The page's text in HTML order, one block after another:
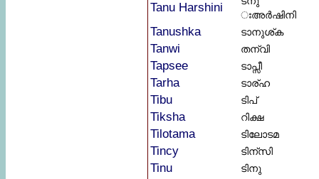
Tanu Harshini
ഃഅർഷിനി
Tanushka ടാനുശ്ക
Tanwi തന്വി
Tapsee ടാപ്സീ
Tarha ടാര്ഹ
Tibu ടിപ്
Tiksha റിക്ഷ
Tilotama ടിലോടമ
Tincy ടിന്സി
Tinu ടിനു